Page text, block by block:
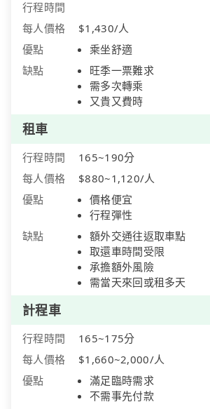
行程時間
每人價格
$1,430/人
優點
乘坐舒適
缺點
旺季一票難求
需多次轉乘
又貴又費時
租車
行程時間
165~190分
每人價格
$880~1,120/人
優點
價格便宜
行程彈性
缺點
額外交通往返取車點
取還車時間受限
承擔額外風險
需當天來回或租多天
計程車
行程時間
165~175分
每人價格
$1,660~2,000/人
優點
滿足臨時需求
不需事先付款